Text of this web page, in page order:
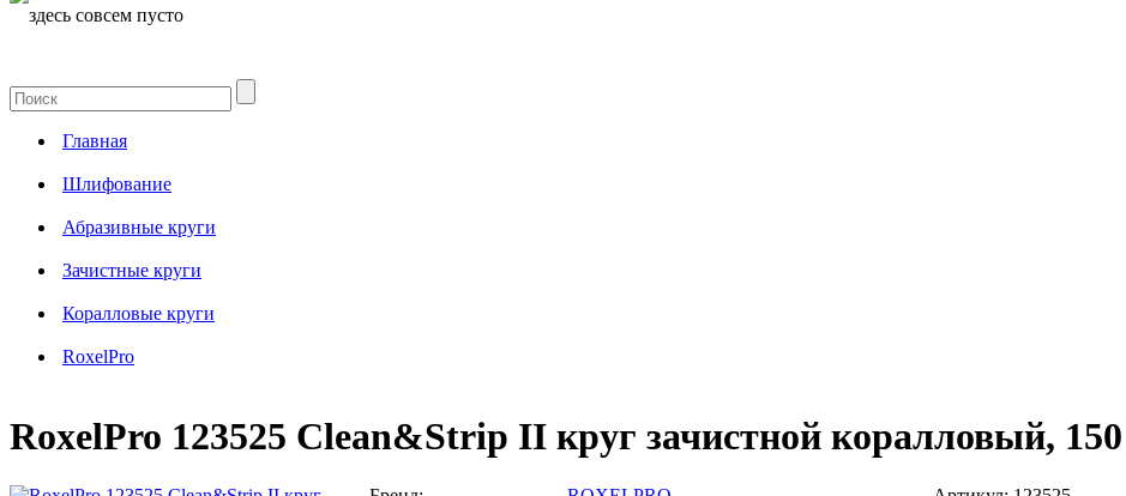
здесь совсем пусто
Главная
Шлифование
Абразивные круги
Зачистные круги
Коралловые круги
RoxelPro
RoxelPro 123525 Clean&Strip II круг зачистной коралловый,